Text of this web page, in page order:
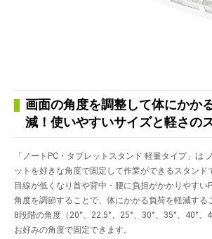
画面の角度を調整して体にかか
減！使いやすいサイズと軽さの
「ノートPC・タブレットスタンド 軽量タイプ」は
ットを好きな角度で固定して作業ができるスタンド
目線が低くなり首や背中・腰に負担がかかりやすい
角度を調節することで、体にかかる負荷を軽減する
8段階の角度（20°、22.5°、25°、30°、35°、40°、
お好みの角度で固定できます。